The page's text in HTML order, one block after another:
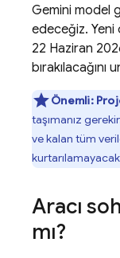
Gemini model
edeceğiz. Yeni
22 Haziran
bırakılacağını
Önemli:
taşımanız
ve kalan tüm
Aracı
mı?